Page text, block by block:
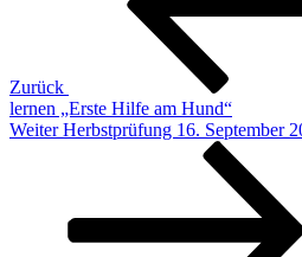
Zurück
lernen „Erste Hilfe am Hund“
Nächster
Weiter Herbstprüfung 16. September